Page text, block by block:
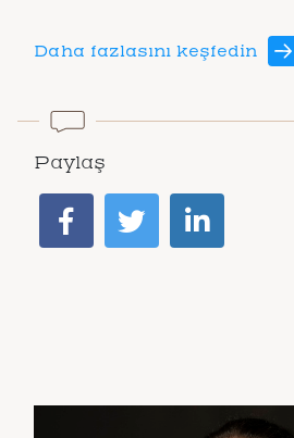
Daha fazlasını keşfedin
Paylaş